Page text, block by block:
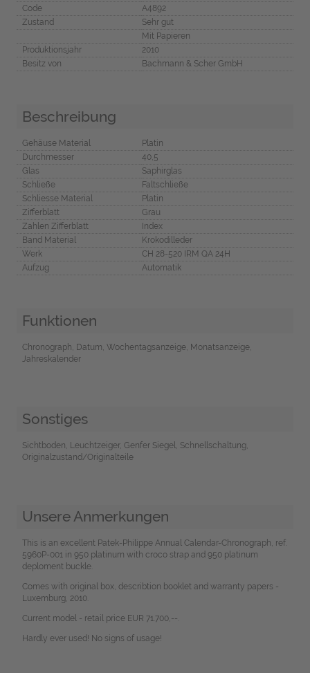
Code
A4892
Zustand
Sehr gut
Mit Papieren
Produktionsjahr
2010
Besitz von
Bachmann & Scher GmbH
Beschreibung
Gehäuse Material
Platin
Durchmesser
40,5
Glas
Saphirglas
Schließe
Faltschließe
Schliesse Material
Platin
Zifferblatt
Grau
Zahlen Zifferblatt
Index
Band Material
Krokodilleder
Werk
CH 28-520 IRM QA 24H
Aufzug
Automatik
Funktionen
Chronograph, Datum, Wochentagsanzeige, Monatsanzeige,
Jahreskalender
Sonstiges
Sichtboden, Leuchtzeiger, Genfer Siegel, Schnellschaltung,
Originalzustand/Originalteile
Unsere Anmerkungen
This is an excellent Patek-Philippe Annual Calendar-Chronograph, ref.
5960P-001 in 950 platinum with croco strap and 950 platinum
deploment buckle.
Comes with original box, describtion booklet and warranty papers -
Luxemburg, 2010.
Current model - retail price EUR 71.700,--.
Hardly ever used! No signs of usage!